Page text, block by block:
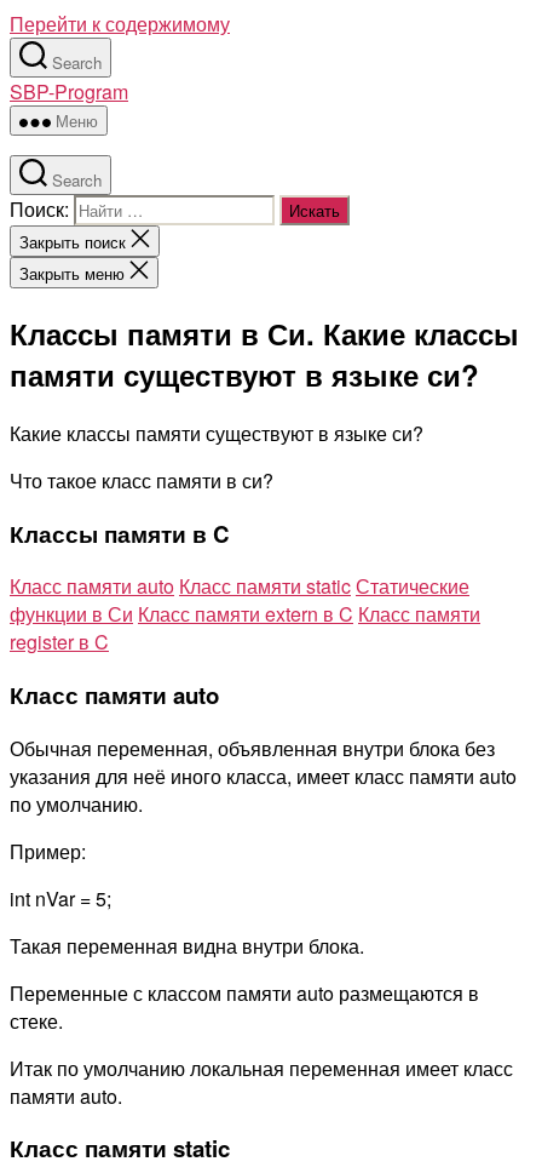
Перейти к содержимому
Search
SBP-Program
Меню
Search
Поиск:
Закрыть поиск
Закрыть меню
Классы памяти в Си. Какие классы
памяти существуют в языке си?
Какие классы памяти существуют в языке си?
Что такое класс памяти в си?
Классы памяти в C
Класс памяти auto Класс памяти staticСтатические
функции в Си Класс памяти extern в C Класс памяти
register в C
Класс памяти auto
Обычная переменная, объявленная внутри блока без
указания для неё иного класса, имеет класс памяти auto
по умолчанию.
Пример:
int nVar = 5;
Такая переменная видна внутри блока.
Переменные с классом памяти auto размещаются в
стеке.
Итак по умолчанию локальная переменная имеет класс
памяти auto.
Класс памяти static